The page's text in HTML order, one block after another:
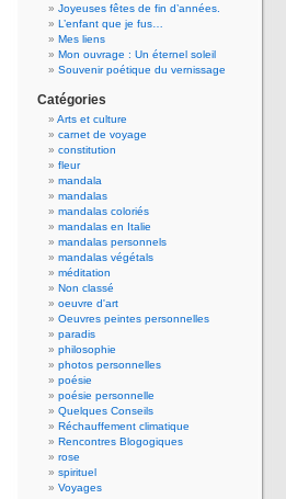
Joyeuses fêtes de fin d’années.
L’enfant que je fus…
Mes liens
Mon ouvrage : Un éternel soleil
Souvenir poétique du vernissage
Catégories
Arts et culture
carnet de voyage
constitution
fleur
mandala
mandalas
mandalas coloriés
mandalas en Italie
mandalas personnels
mandalas végétals
méditation
Non classé
oeuvre d'art
Oeuvres peintes personnelles
paradis
philosophie
photos personnelles
poésie
poésie personnelle
Quelques Conseils
Réchauffement climatique
Rencontres Blogogiques
rose
spirituel
Voyages